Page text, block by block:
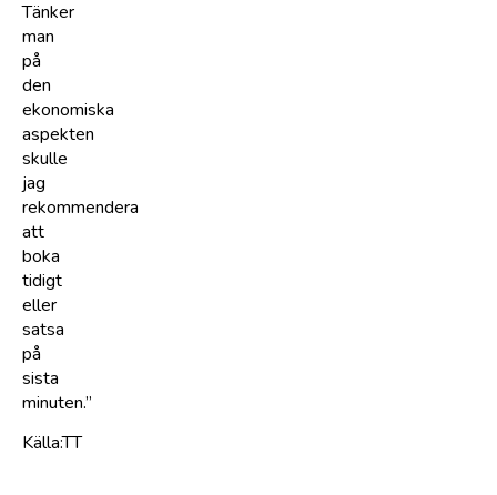
Tänker
man
på
den
ekonomiska
aspekten
skulle
jag
rekommendera
att
boka
tidigt
eller
satsa
på
sista
minuten.”
Källa:TT